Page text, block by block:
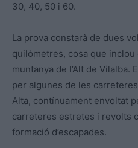
30, 40, 50 i 60.
La prova constarà de dues
quilòmetres, cosa que
muntanya de l’Alt de
per algunes de les
Alta, contínuament envoltat
carreteres estretes i revolts
formació d’escapades.